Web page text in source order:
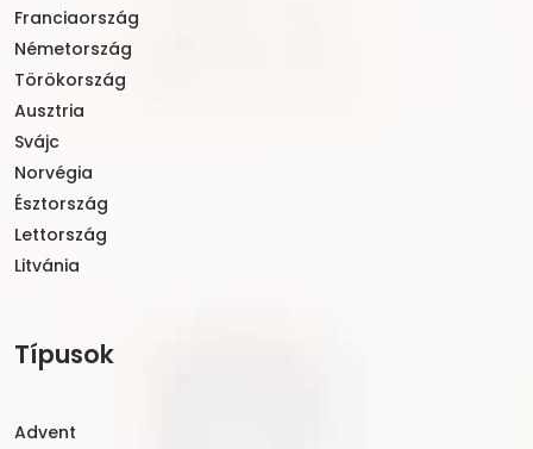
Franciaország
Németország
Törökország
Ausztria
Svájc
Norvégia
Észtország
Lettország
Litvánia
Típusok
Advent